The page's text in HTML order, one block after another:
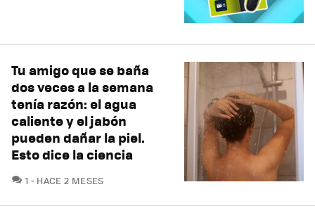
Tu amigo que se baña
dos veces a la semana
tenía razón: el agua
caliente y el jabón
pueden dañar la piel.
Esto dice la ciencia
1 COMENTARIOS
HACE 2 MESES